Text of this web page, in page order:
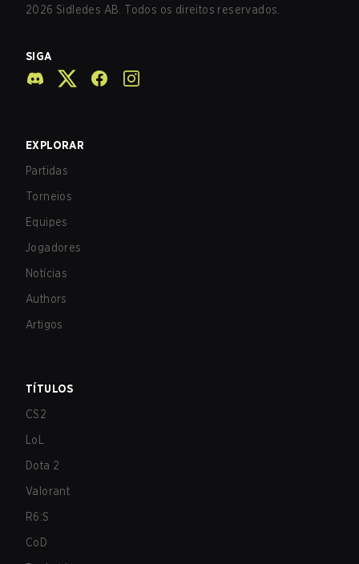
2026 Sidledes AB. Todos os direitos reservados.
SIGA
EXPLORAR
Partidas
Torneios
Equipes
Jogadores
Notícias
Authors
Artigos
TÍTULOS
CS2
LoL
Dota 2
Valorant
R6:S
CoD